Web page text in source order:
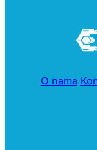
O nama